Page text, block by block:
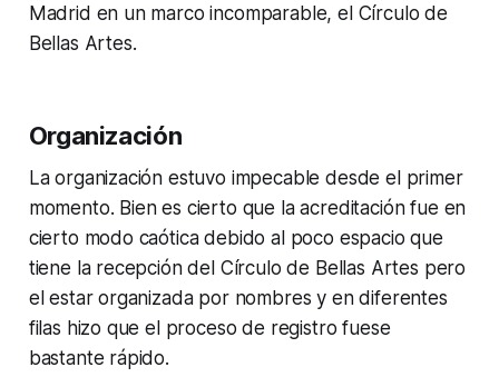
Madrid en un marco incomparable, el Círculo de
Bellas Artes.
Organización
La organización estuvo impecable desde el primer
momento. Bien es cierto que la acreditación fue en
cierto modo caótica debido al poco espacio que
tiene la recepción del Círculo de Bellas Artes pero
el estar organizada por nombres y en diferentes
filas hizo que el proceso de registro fuese
bastante rápido.